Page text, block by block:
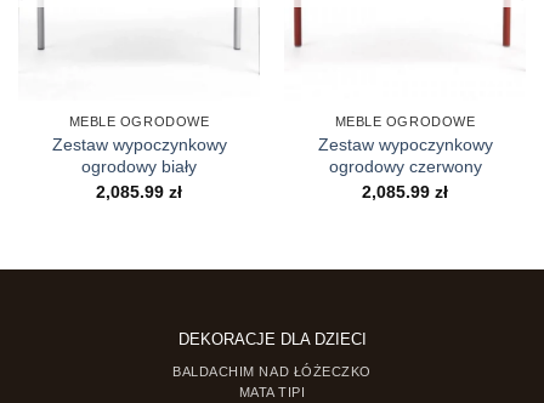
MEBLE OGRODOWE
Zestaw wypoczynkowy
ogrodowy biały
2,085.99 zł
MEBLE OGRODOWE
Zestaw wypoczynkowy
ogrodowy czerwony
2,085.99 zł
DEKORACJE DLA DZIECI
BALDACHIM NAD ŁÓŻECZKO
MATA TIPI